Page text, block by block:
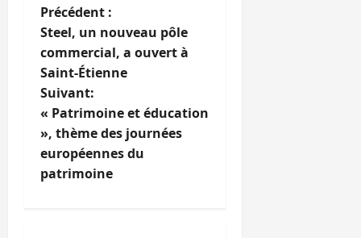
N
a
v
i
g
a
Précédent :
Steel, un nouveau pôle
commercial, a ouvert à
Saint-Étienne
Suivant:
« Patrimoine et éducation
», thème des journées
européennes du
patrimoine